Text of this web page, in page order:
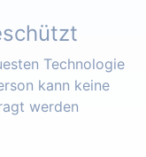
Technologie
kann keine
werden